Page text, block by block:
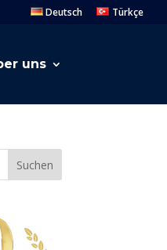
Deutsch Türkçe
uns
Suchen